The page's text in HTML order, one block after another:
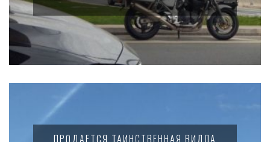
ПРОДАЕТСЯ ТАИНСТВЕННАЯ ВИЛЛА